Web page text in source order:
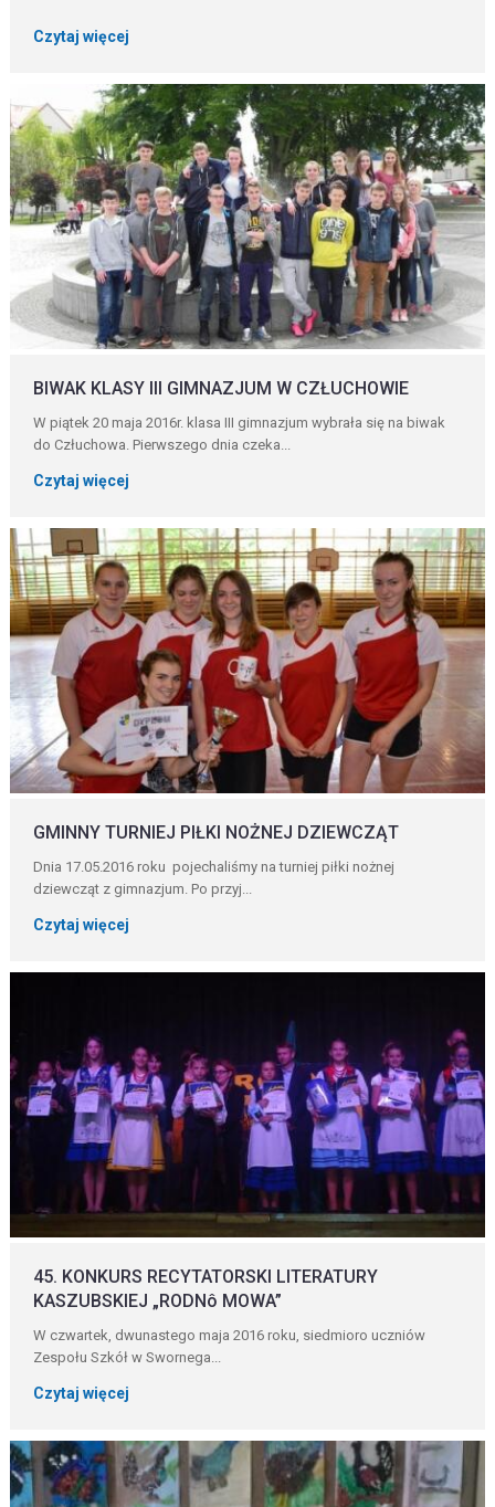
Czytaj więcej
BIWAK KLASY III GIMNAZJUM W CZŁUCHOWIE
W piątek 20 maja 2016r. klasa III gimnazjum wybrała się na biwak
do Człuchowa. Pierwszego dnia czeka...
Czytaj więcej
GMINNY TURNIEJ PIŁKI NOŻNEJ DZIEWCZĄT
Dnia 17.05.2016 roku pojechaliśmy na turniej piłki nożnej
dziewcząt z gimnazjum. Po przyj...
Czytaj więcej
45. KONKURS RECYTATORSKI LITERATURY
KASZUBSKIEJ „RODNô MOWA”
W czwartek, dwunastego maja 2016 roku, siedmioro uczniów
Zespołu Szkół w Swornega...
Czytaj więcej